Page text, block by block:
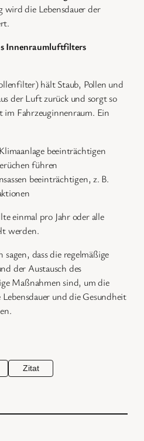
wird die Lebensdauer der
Innenraumluftfilters
hält Staub, Pollen und
der Luft zurück und sorgt so
im Fahrzeuginnenraum. Ein
beeinträchtigen
führen
beeinträchtigen, z. B.
einmal pro Jahr oder alle
werden.
sagen, dass die regelmäßige
der Austausch des
Maßnahmen sind, um die
und die Gesundheit
Zitat